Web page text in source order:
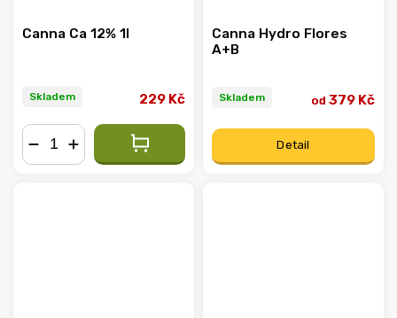
Canna Ca 12% 1l
Skladem 229 Kč
Canna Hydro Flores
A+B
Skladem od 379 Kč
Detail